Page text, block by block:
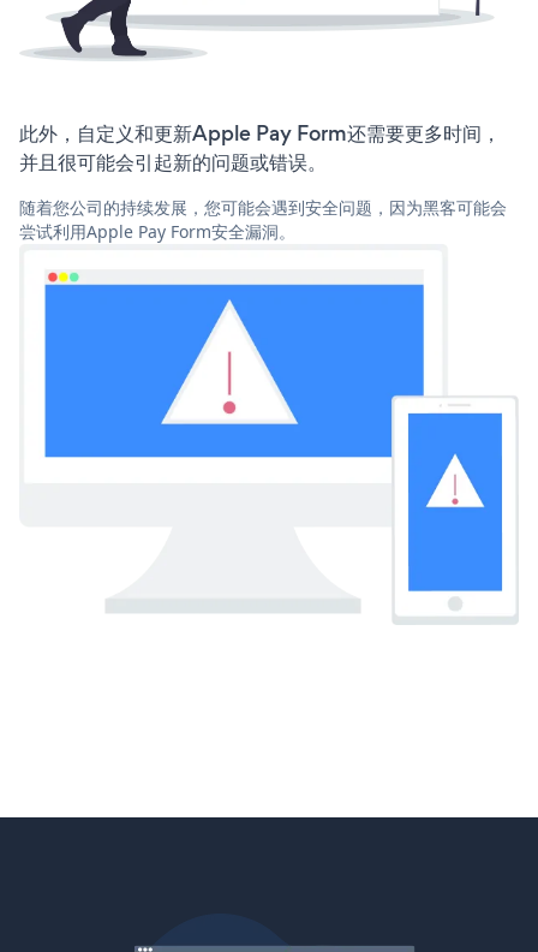
此外，自定义和更新Apple Pay Form还需要更多时间，
并且很可能会引起新的问题或错误。
随着您公司的持续发展，您可能会遇到安全问题，因为黑客可能会
尝试利用Apple Pay Form安全漏洞。